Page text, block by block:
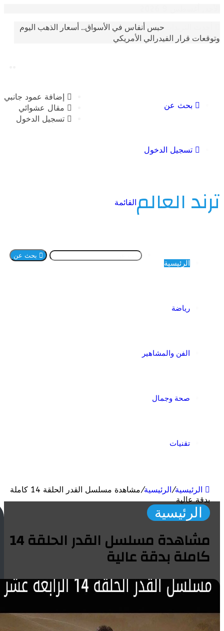
حبس أنفاس في الأسواق.. أسعار الذهب اليوم
قرار الفيدرالي الأمريكي
إضافة عمود جانبي
مقال عشوائي
تسجيل الدخول
بحث عن
تسجيل الدخول
العالمالقائمة
الفن والمشاهير
صحة وجمال
بحث عن
/الرئيسية/
مشاهدة مسلسل القدر الحلقة 14 كاملة
عالية
مشاهدة مسلسل القدر الحلقة 14
بدقة عالية
ن
د
ال
م